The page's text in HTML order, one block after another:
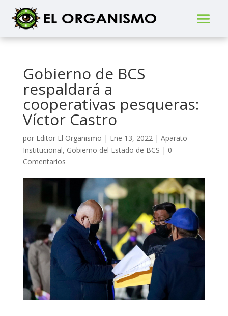
Gobierno de BCS
respaldará a
cooperativas pesqueras:
Víctor Castro
por Editor El Organismo | Ene 13, 2022| Aparato
Institucional, Gobierno del Estado de BCS | 0
Comentarios